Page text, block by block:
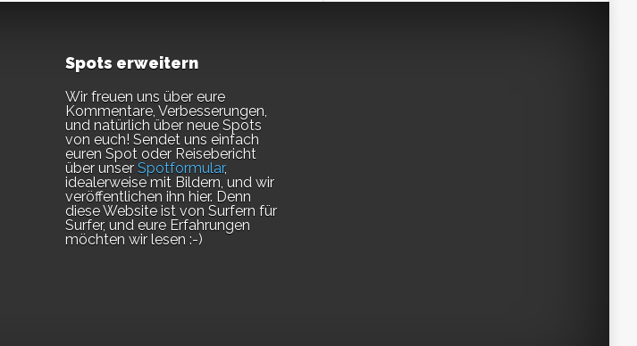
Spots erweitern
Wir freuen uns über eure
Kommentare, Verbesserungen,
und natürlich über neue Spots
von euch! Sendet uns einfach
euren Spot oder Reisebericht
über unser Spotformular,
idealerweise mit Bildern, und wir
veröffentlichen ihn hier. Denn
diese Website ist von Surfern für
Surfer, und eure Erfahrungen
möchten wir lesen :-)